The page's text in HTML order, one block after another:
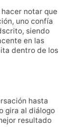
notar que
uno confía
siendo
en las
dentro de los
hasta
gira al diálogo
resultado